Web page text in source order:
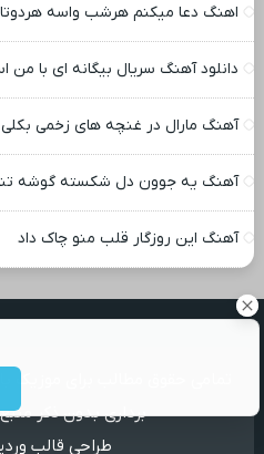
اهنگ دعا میکنم هرشب واسه
دانلود آهنگ سریال بیگانه ای با من
آهنگ مارال در غنچه های زخمی
آهنگ یه جوون دل شکسته گوشه
آهنگ این روزگار قلب منو چاک داد
تمامی حقوق مطالب برای موزیک
برداری بدون ذکر
طراحی قالب